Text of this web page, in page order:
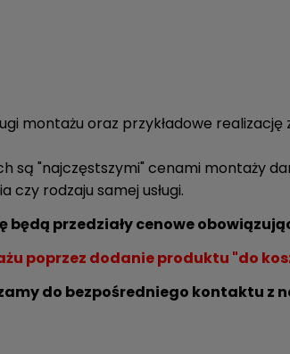
montażu oraz przykładowe
"najczęstszymi" cenami montaży
czy rodzaju samej usługi.
będą przedziały cenowe
poprzez dodanie produktu "do
do bezpośredniego kontaktu z